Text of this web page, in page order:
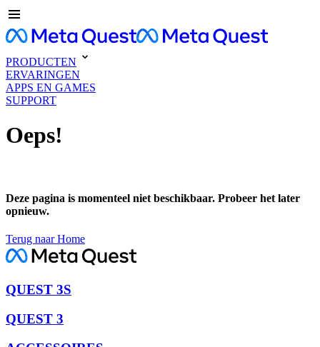
PRODUCTEN
ERVARINGEN
APPS EN GAMES
SUPPORT
Oeps!
Deze pagina is momenteel niet beschikbaar. Probeer het later
opnieuw.
Terug naar Home
QUEST 3S
QUEST 3